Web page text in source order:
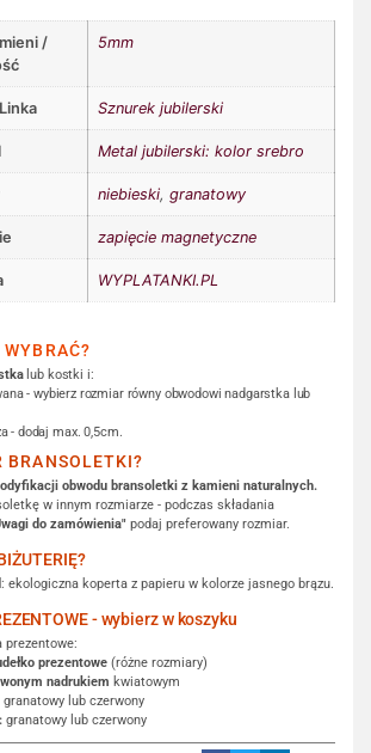
/
5mm
Sznurek jubilerski
Metal jubilerski: kolor srebro
niebieski, granatowy
zapięcie magnetyczne
WYPLATANKI.PL
lub kostki i:
- wybierz rozmiar równy obwodowi nadgarstka lub
- dodaj max. 0,5cm.
BRANSOLETKI?
obwodu bransoletki z kamieni naturalnych.
w innym rozmiarze - podczas składania
do zamówienia" podaj preferowany rozmiar.
: ekologiczna koperta z papieru w kolorze jasnego brązu.
- wybierz w koszyku
prezentowe:
prezentowe (różne rozmiary)
nadrukiem kwiatowym
granatowy lub czerwony
granatowy lub czerwony